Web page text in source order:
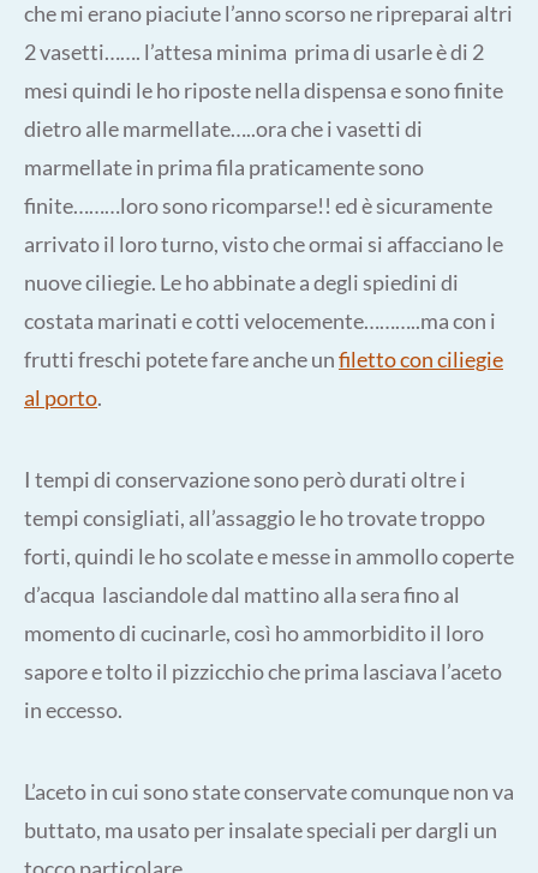
che mi erano piaciute l’anno scorso ne ripreparai altri
2 vasetti……. l’attesa minima prima di usarle è di 2
mesi quindi le ho riposte nella dispensa e sono finite
dietro alle marmellate…..ora che i vasetti di
marmellate in prima fila praticamente sono
finite………loro sono ricomparse!! ed è sicuramente
arrivato il loro turno, visto che ormai si affacciano le
nuove ciliegie. Le ho abbinate a degli spiedini di
costata marinati e cotti velocemente………..ma con i
frutti freschi potete fare anche unfiletto con ciliegie
al porto.
I tempi di conservazione sono però durati oltre i
tempi consigliati, all’assaggio le ho trovate troppo
forti, quindi le ho scolate e messe in ammollo coperte
d’acqua lasciandole dal mattino alla sera fino al
momento di cucinarle, così ho ammorbidito il loro
sapore e tolto il pizzicchio che prima lasciava l’aceto
in eccesso.
L’aceto in cui sono state conservate comunque non va
buttato, ma usato per insalate speciali per dargli un